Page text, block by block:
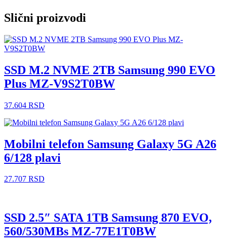
Slični proizvodi
SSD M.2 NVME 2TB Samsung 990 EVO
Plus MZ-V9S2T0BW
37.604 RSD
Mobilni telefon Samsung Galaxy 5G A26
6/128 plavi
27.707 RSD
SSD 2.5″ SATA 1TB Samsung 870 EVO,
560/530MBs MZ-77E1T0BW